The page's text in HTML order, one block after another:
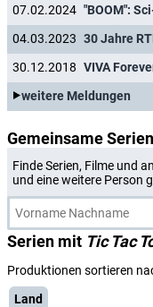
07.02.2024
04.03.2023
30.12.2018
weitere Meldungen
Gemeinsame
Finde Serien, Filme und
und eine weitere Person
Serien mit Tic Tac
Produktionen sortieren
Land